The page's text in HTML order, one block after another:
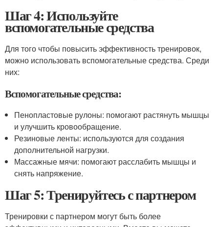
Шаг 4: Используйте
вспомогательные средства
Для того чтобы повысить эффективность тренировок,
можно использовать вспомогательные средства. Среди
них:
Вспомогательные средства:
Пенопластовые рулоны: помогают растянуть мышцы
и улучшить кровообращение.
Резиновые ленты: используются для создания
дополнительной нагрузки.
Массажные мячи: помогают расслабить мышцы и
снять напряжение.
Шаг 5: Тренируйтесь с партнером
Тренировки с партнером могут быть более